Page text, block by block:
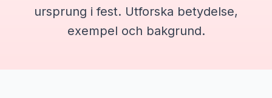
ursprung ifest. Utforska betydelse,
exempel och bakgrund.